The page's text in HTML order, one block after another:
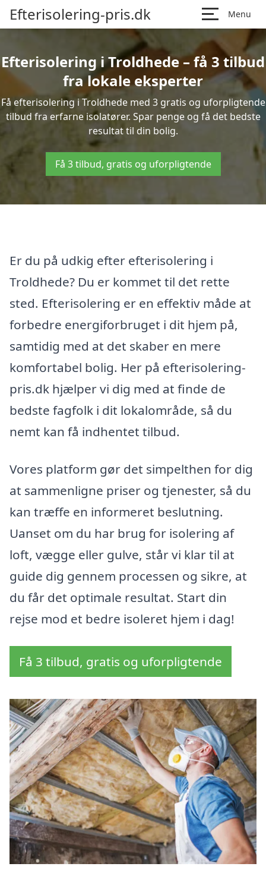
Efterisolering-pris.dk Menu
Efterisolering i Troldhede – få 3 tilbud
fra lokale eksperter
Få efterisolering i Troldhede med 3 gratis og uforpligtende
tilbud fra erfarne isolatører. Spar penge og få det bedste
resultat til din bolig.
Få 3 tilbud, gratis og uforpligtende
Er du på udkig efter efterisolering i
Troldhede? Du er kommet til det rette
sted. Efterisolering er en effektiv måde at
forbedre energiforbruget i dit hjem på,
samtidig med at det skaber en mere
komfortabel bolig. Her på efterisolering-
pris.dk hjælper vi dig med at finde de
bedste fagfolk i dit lokalområde, så du
nemt kan få indhentet tilbud.
Vores platform gør det simpelthen for dig
at sammenligne priser og tjenester, så du
kan træffe en informeret beslutning.
Uanset om du har brug for isolering af
loft, vægge eller gulve, står vi klar til at
guide dig gennem processen og sikre, at
du får det optimale resultat. Start din
rejse mod et bedre isoleret hjem i dag!
Få 3 tilbud, gratis og uforpligtende